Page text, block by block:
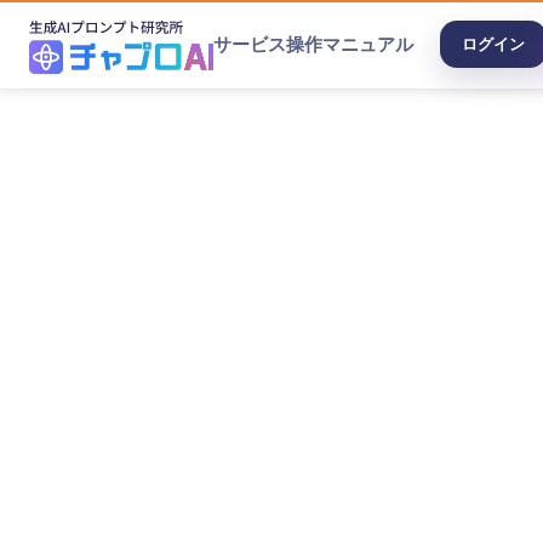
サービス操作マニュアル ログイン